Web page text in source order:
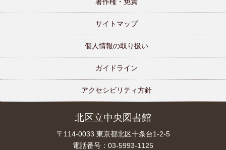
サイトマップ
個人情報の取り扱い
ガイドライン
アクセシビリティ方針
北区立中央図書館
〒114-0033 東京都北区十条台1-2-5
電話番号：03-5993-1125